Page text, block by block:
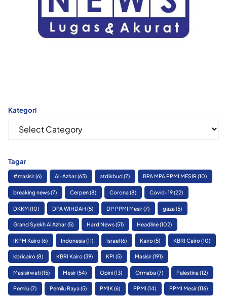
Kategori
Kategori
Tagar
#masisir(6) Al-Azhar(63) atdikbud(7) BPA MPA PPMI MESIR(10)
breaking news(7) Cerpen(8) Corona(8) Covid-19(22)
DKKM (10) DPA WIHDAH (5) DP PPMI Mesir(7) gaza(5)
Grand Syekh Al Azhar(5) Hard News(51) Headline(102)
IKPM Kairo(6) Indonesia(11) Israel(6) Kairo(5) KBRI Cairo(10)
kbricairo(8) KBRI Kairo(39) KPI (5) Masisir(191)
Masisirwati(15) Mesir(54) Opini(13) Ormaba(7) Palestina(12)
Pemilu(7) Pemilu Raya(5) PMIK(6) PPMI (14) PPMI Mesir(116)